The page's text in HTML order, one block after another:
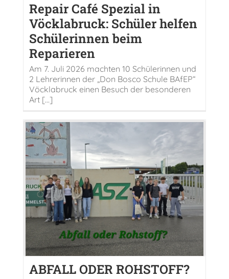
Repair Café Spezial in
Vöcklabruck: Schüler helfen
Schülerinnen beim
Reparieren
Am 7. Juli 2026 machten 10 Schülerinnen und
2 Lehrerinnen der „Don Bosco Schule BAfEP“
Vöcklabruck einen Besuch der besonderen
Art [...]
ABFALL ODER ROHSTOFF?